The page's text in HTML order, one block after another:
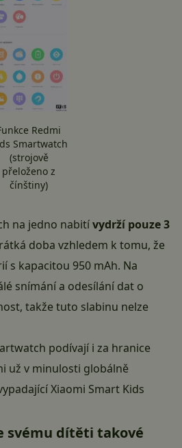
Redmi
Smartwatch
(strojově
přeloženo z
čínštiny)
na jedno nabitívydrží pouze 3
doba vzhledem k tomu, že
s kapacitou 950 mAh. Na
snímání a odesílání dat o
takže tuto slabinu nelze
podívají i za hranice
už v minulosti globálně
Xiaomi Smart Kids
svému dítěti takové